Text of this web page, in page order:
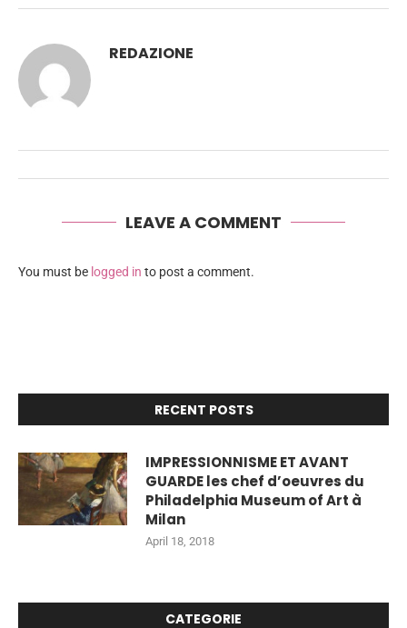
REDAZIONE
LEAVE A COMMENT
You must be logged in to post a comment.
RECENT POSTS
IMPRESSIONNISME ET AVANT
GUARDE les chef d’oeuvres du
Philadelphia Museum of Art à
Milan
April 18, 2018
CATEGORIE